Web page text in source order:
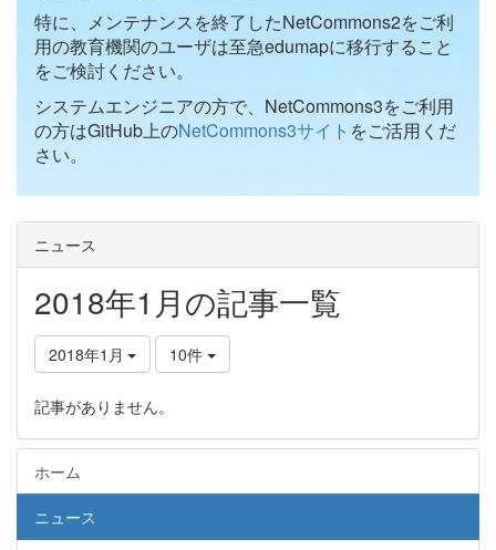
特に、メンテナンスを終了したNetCommons2をご利
用の教育機関のユーザは至急edumapに移行すること
をご検討ください。
システムエンジニアの方で、NetCommons3をご利用
の方はGitHub上のNetCommons3サイト をご活用くだ
さい。
ニュース
2018年1月の記事一覧
2018年1月 10件
記事がありません。
ホーム
ニュース